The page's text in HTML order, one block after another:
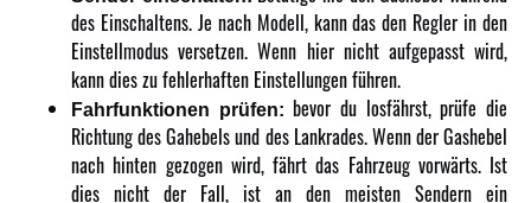
des Einschaltens. Je nach Modell, kann das den Regler in den
Einstellmodus versetzen. Wenn hier nicht aufgepasst wird,
kann dies zu fehlerhaften Einstellungen führen.
Fahrfunktionen prüfen: bevor du losfährst, prüfe die
Richtung des Gahebels und des Lankrades. Wenn der Gashebel
nach hinten gezogen wird, fährt das Fahrzeug vorwärts. Ist
dies nicht der Fall, ist an den meisten Sendern ein